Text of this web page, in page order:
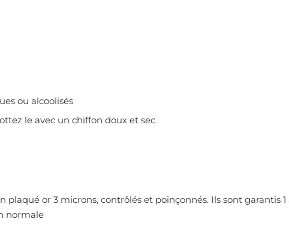
ou alcoolisés
le avec un chiffon doux et sec
plaqué or 3 microns, contrôlés et poinçonnés. Ils sont garantis
normale